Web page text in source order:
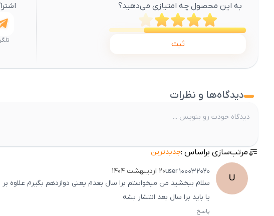
به این محصول چه امتیازی می‌دهید؟
ثبت
دیدگاه‌ها و نظرات
مرتب‌سازی براساس :جدیدترین
U
user100032020
۲۰ اردیبهشت ۱۴۰۴
یا باید برا سال بعد انتشار بشه
پاسخ